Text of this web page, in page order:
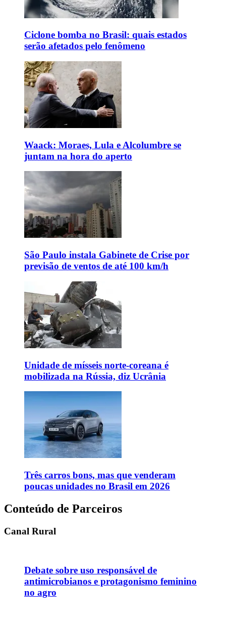
Ciclone bomba no Brasil: quais estados
serão afetados pelo fenômeno
Waack: Moraes, Lula e Alcolumbre se
juntam na hora do aperto
São Paulo instala Gabinete de Crise por
previsão de ventos de até 100 km/h
Unidade de mísseis norte-coreana é
mobilizada na Rússia, diz Ucrânia
Três carros bons, mas que venderam
poucas unidades no Brasil em 2026
Conteúdo de Parceiros
Canal Rural
Debate sobre uso responsável de
antimicrobianos e protagonismo feminino
no agro